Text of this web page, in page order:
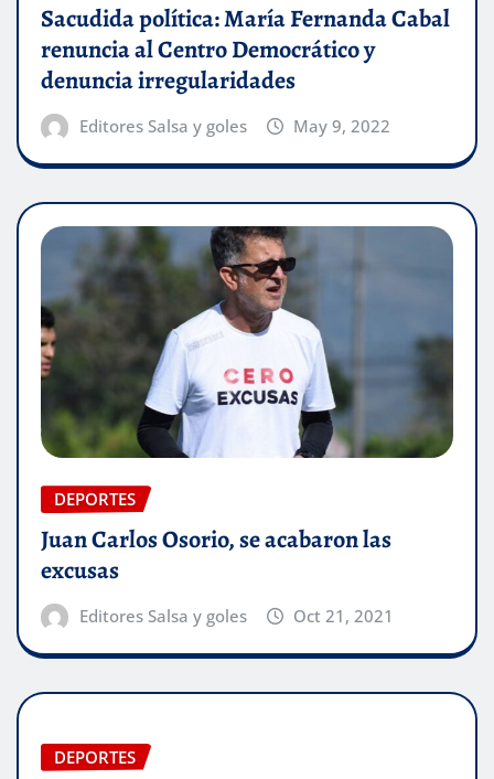
Sacudida política: María Fernanda Cabal
renuncia al Centro Democrático y
denuncia irregularidades
Editores Salsa y goles May 9, 2022
DEPORTES
Juan Carlos Osorio, se acabaron las
excusas
Editores Salsa y goles Oct 21, 2021
DEPORTES